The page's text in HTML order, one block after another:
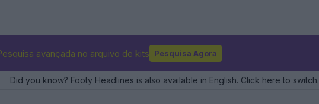
avançada no arquivo de kits Pesquisa Agora
Did you know? Footy Headlines is also available in English. Click here to switch.